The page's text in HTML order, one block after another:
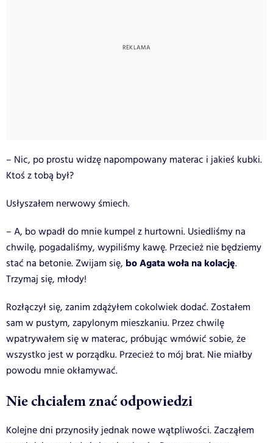
– Nic, po prostu widzę napompowany materac i jakieś kubki.
Ktoś z tobą był?
Usłyszałem nerwowy śmiech.
– A, bo wpadł do mnie kumpel z hurtowni. Usiedliśmy na
chwilę, pogadaliśmy, wypiliśmy kawę. Przecież nie będziemy
stać na betonie. Zwijam się, bo Agata woła na kolację.
Trzymaj się, młody!
Rozłączył się, zanim zdążyłem cokolwiek dodać. Zostałem
sam w pustym, zapylonym mieszkaniu. Przez chwilę
wpatrywałem się w materac, próbując wmówić sobie, że
wszystko jest w porządku. Przecież to mój brat. Nie miałby
powodu mnie okłamywać.
Nie chciałem znać odpowiedzi
Kolejne dni przynosiły jednak nowe wątpliwości. Zacząłem